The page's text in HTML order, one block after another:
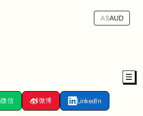
A$AUD
微信 微博 LinkedIn